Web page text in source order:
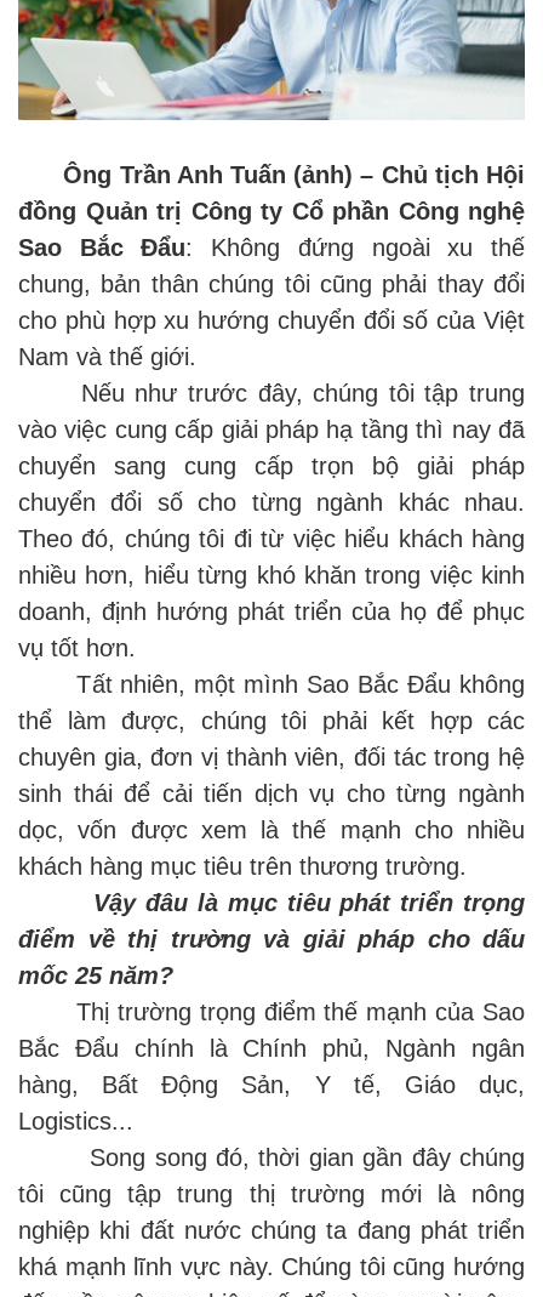
Ông Trần Anh Tuấn (ảnh) – Chủ tịch Hội
đồng Quản trị Công ty Cổ phần Công nghệ
Sao Bắc Đẩu: Không đứng ngoài xu thế
chung, bản thân chúng tôi cũng phải thay đổi
cho phù hợp xu hướng chuyển đổi số của Việt
Nam và thế giới.
Nếu như trước đây, chúng tôi tập trung
vào việc cung cấp giải pháp hạ tầng thì nay đã
chuyển sang cung cấp trọn bộ giải pháp
chuyển đổi số cho từng ngành khác nhau.
Theo đó, chúng tôi đi từ việc hiểu khách hàng
nhiều hơn, hiểu từng khó khăn trong việc kinh
doanh, định hướng phát triển của họ để phục
vụ tốt hơn.
Tất nhiên, một mình Sao Bắc Đẩu không
thể làm được, chúng tôi phải kết hợp các
chuyên gia, đơn vị thành viên, đối tác trong hệ
sinh thái để cải tiến dịch vụ cho từng ngành
dọc, vốn được xem là thế mạnh cho nhiều
khách hàng mục tiêu trên thương trường.
Vậy đâu là mục tiêu phát triển trọng
điểm về thị trường và giải pháp cho dấu
mốc 25 năm?
Thị trường trọng điểm thế mạnh của Sao
Bắc Đẩu chính là Chính phủ, Ngành ngân
hàng, Bất Động Sản, Y tế, Giáo dục,
Logistics...
Song song đó, thời gian gần đây chúng
tôi cũng tập trung thị trường mới là nông
nghiệp khi đất nước chúng ta đang phát triển
khá mạnh lĩnh vực này. Chúng tôi cũng hướng